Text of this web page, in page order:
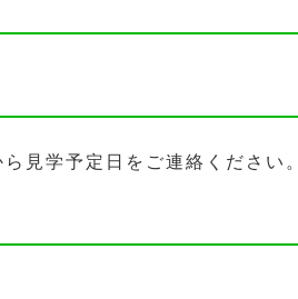
見学予定日をご連絡ください。